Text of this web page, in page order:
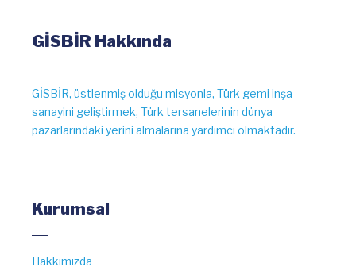
GİSBİR Hakkında
GİSBİR, üstlenmiş olduğu misyonla, Türk gemi inşa
sanayini geliştirmek, Türk tersanelerinin dünya
pazarlarındaki yerini almalarına yardımcı olmaktadır.
Kurumsal
Hakkımızda